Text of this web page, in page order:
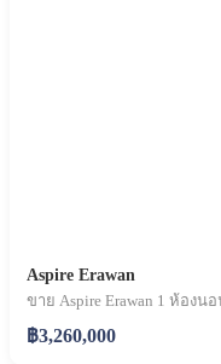
Aspire Erawan
ขาย Aspire Erawan 1 ห้องน
฿3,260,000